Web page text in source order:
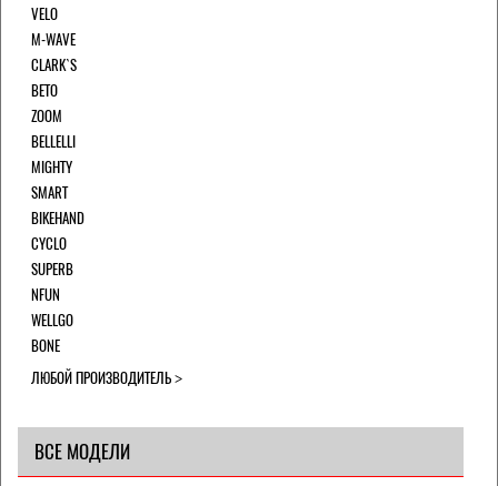
VELO
M-WAVE
CLARK`S
BETO
ZOOM
BELLELLI
MIGHTY
SMART
BIKEHAND
CYCLO
SUPERB
NFUN
WELLGO
BONE
ЛЮБОЙ ПРОИЗВОДИТЕЛЬ
ВСЕ МОДЕЛИ